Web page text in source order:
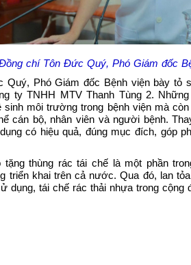
chí Tôn Đức Quý, Phó Giám đốc
Quý, Phó Giám đốc Bệnh viện bày tỏ
ty TNHH MTV Thanh Tùng 2.
môi trường trong bệnh viện mà
cán bộ, nhân viên và người bệnh.
có hiệu quả, đúng mục đích, góp
tặng thùng rác tái chế là một phần
triển khai trên cả nước. Qua đó, lan
dụng, tái chế rác thải nhựa trong cộng